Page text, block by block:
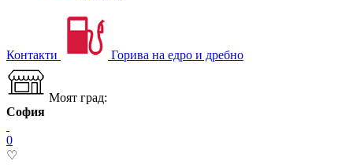
Контакти Горива на едро и дребно
Моят град:
София
0
♡